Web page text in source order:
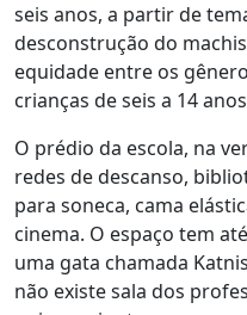
seis anos, a partir de
desconstrução do
equidade entre os
crianças de seis a 14
O prédio da escola, na
redes de descanso,
para soneca, cama
cinema. O espaço tem
uma gata chamada
não existe sala dos